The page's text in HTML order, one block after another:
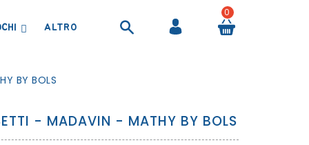
0
BY BOLS
- MADAVIN - MATHY BY BOLS